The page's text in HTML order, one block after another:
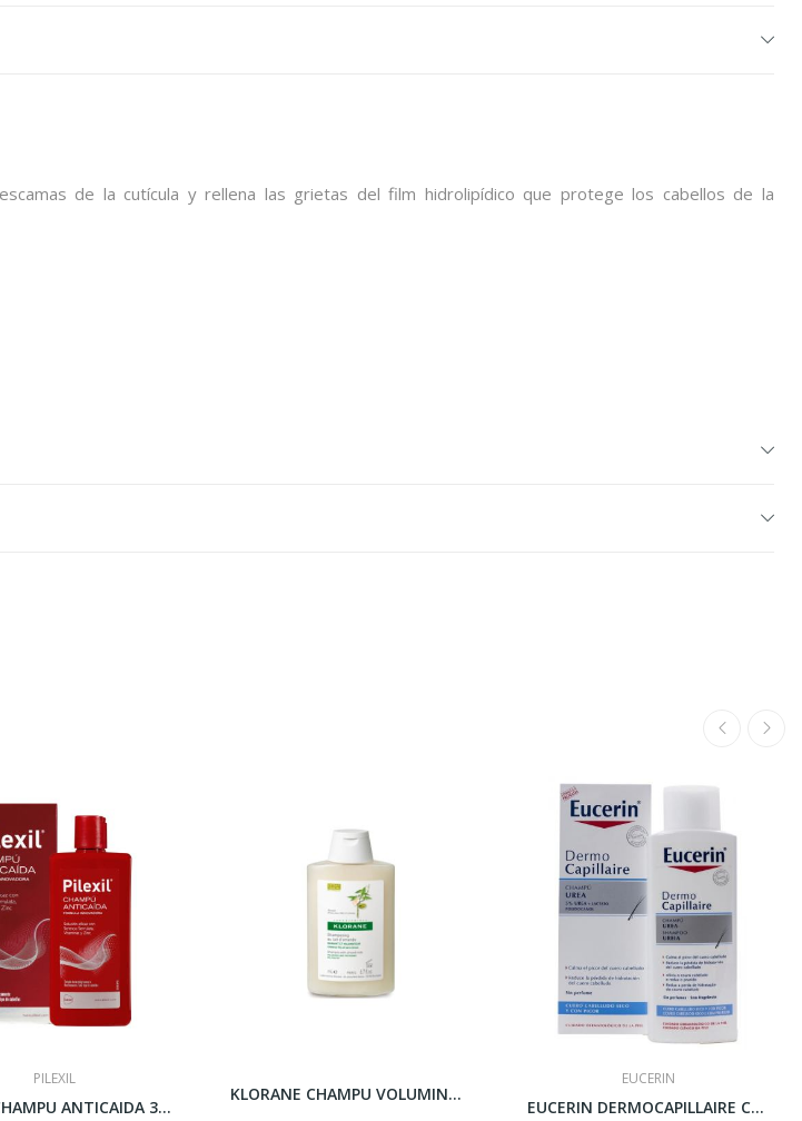
de la cutícula y rellena las grietas del film hidrolipídico que protege los cabellos de la
PILEXIL
PILEXIL CHAMPU ANTICAIDA 300 ML
KLORANE CHAMPU VOLUMINADOR LECHE ALMENDRAS 400 ML
EUCERIN
EUCERIN DERMOCAPILLAIRE CHAMPU UREA 250 ML